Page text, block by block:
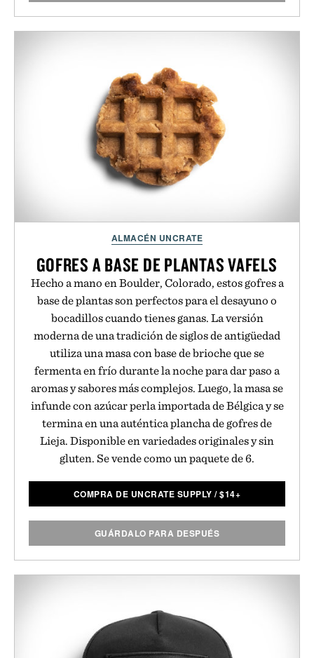
ALMACÉN UNCRATE
GOFRES A BASE DE PLANTAS VAFELS
Hecho a mano en Boulder, Colorado, estos gofres a
base de plantas son perfectos para el desayuno o
bocadillos cuando tienes ganas. La versión
moderna de una tradición de siglos de antigüedad
utiliza una masa con base de brioche que se
fermenta en frío durante la noche para dar paso a
aromas y sabores más complejos. Luego, la masa se
infunde con azúcar perla importada de Bélgica y se
termina en una auténtica plancha de gofres de
Lieja. Disponible en variedades originales y sin
gluten. Se vende como un paquete de 6.
COMPRA DE UNCRATE SUPPLY /$14+
GUÁRDALO PARA DESPUÉS